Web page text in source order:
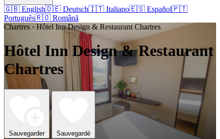
🇬🇧 English🇩🇪 Deutsch🇮🇹 Italiano🇪🇸 Español🇵🇹
Português🇷🇴 Română
Chartres › Hôtel Inn Design & Restaurant Chartres
Hôtel Inn Design & Restaurant
Chartres
Sauvegarder Sauvegardé